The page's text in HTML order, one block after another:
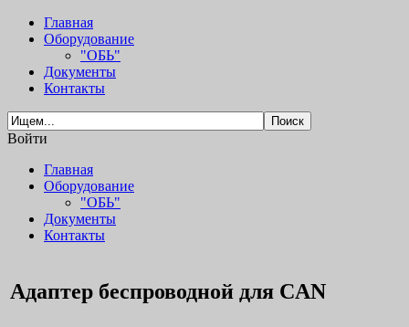
Главная
Оборудование
"ОБЬ"
Документы
Контакты
Войти
Главная
Оборудование
"ОБЬ"
Документы
Контакты
Адаптер беспроводной для CAN